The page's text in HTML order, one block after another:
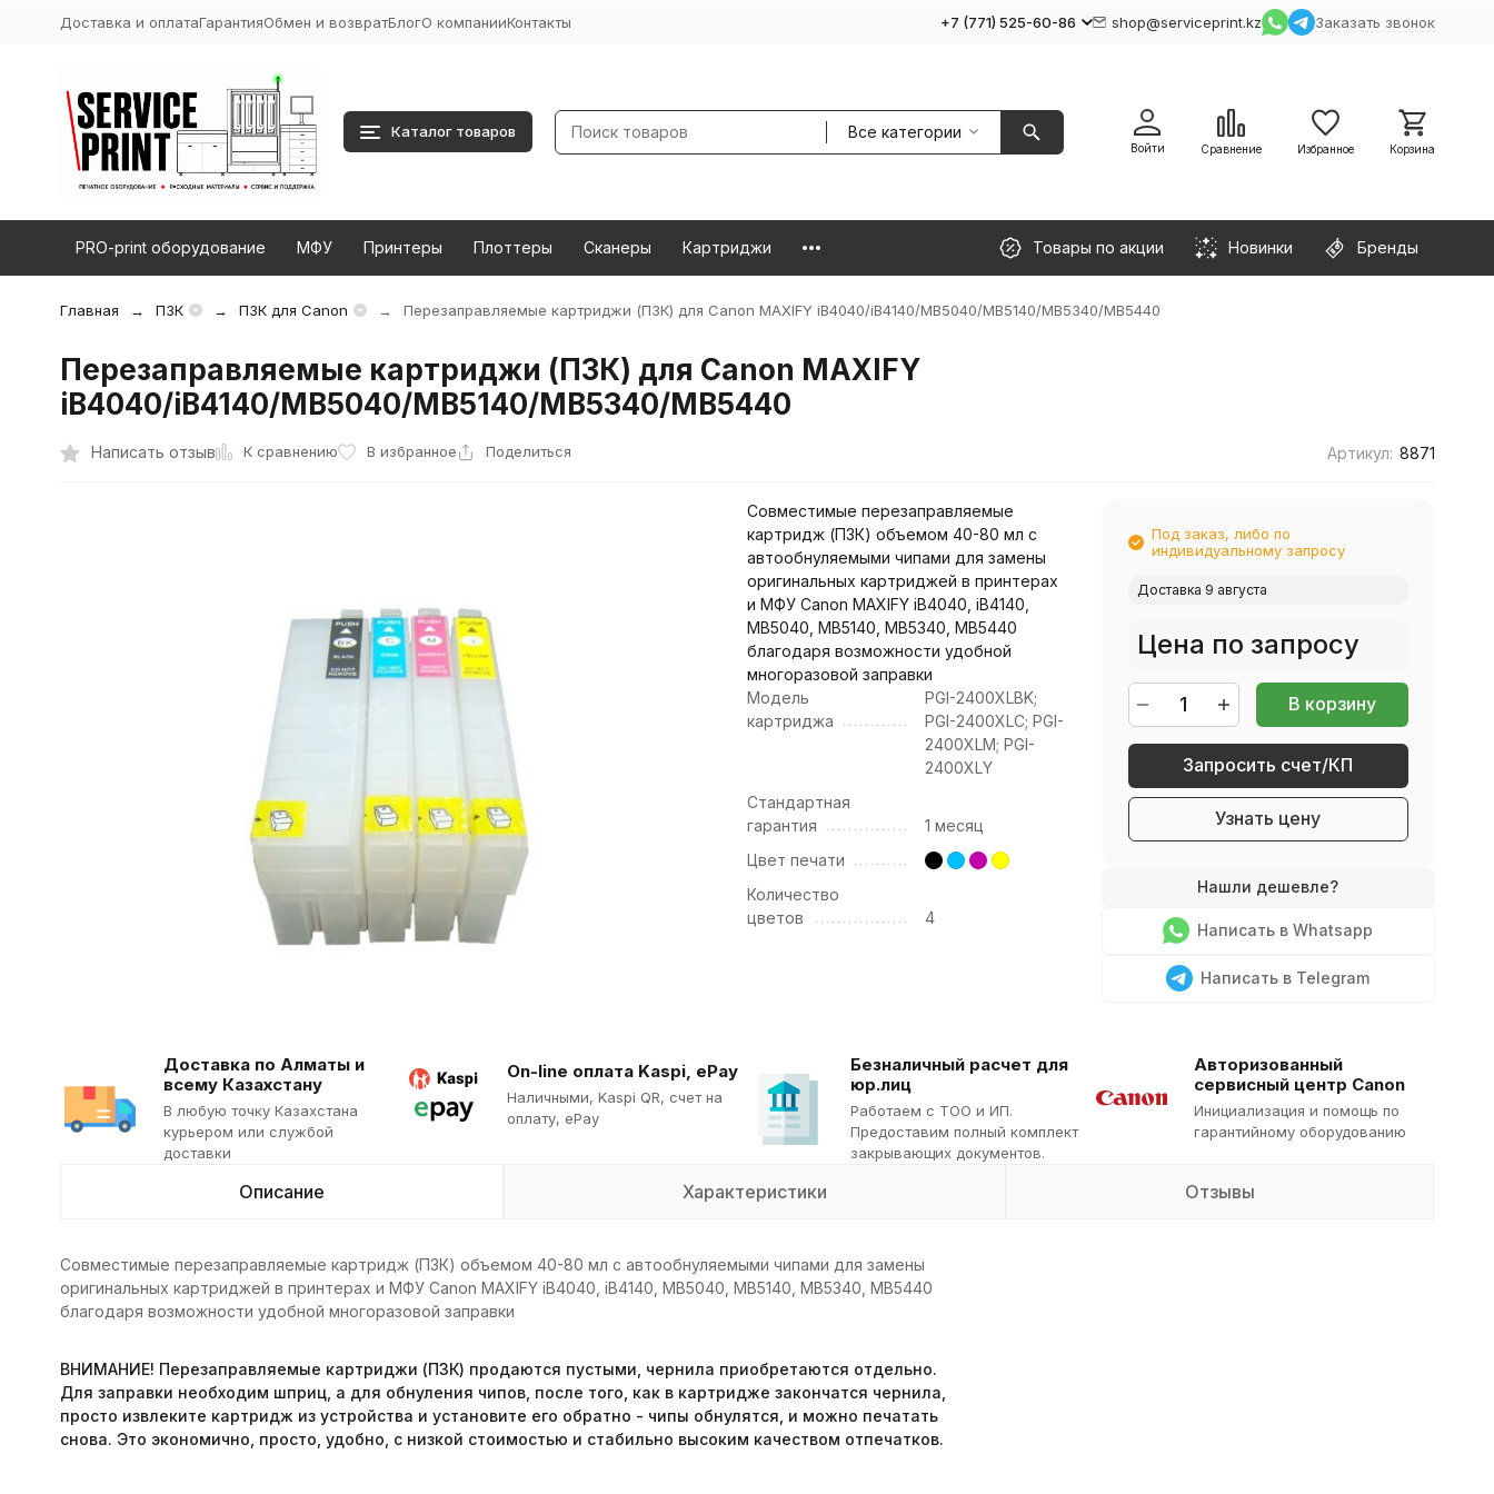
Доставка и оплатаГарантияОбмен и возвратБлогО компанииКонтакты +7 (771) 525-60-86 shop@serviceprint.kz Заказать звонок
Каталог товаров Все категории
Войти Сравнение Избранное Корзина
PRO-print оборудование МФУ Принтеры Плоттеры Сканеры Картриджи Товары по акции Новинки Бренды
Главная ПЗК ПЗК для Canon Перезаправляемые картриджи (ПЗК) для Canon MAXIFY iB4040/iB4140/MB5040/MB5140/MB5340/MB5440
Перезаправляемые картриджи (ПЗК) для Canon MAXIFY
iB4040/iB4140/MB5040/MB5140/MB5340/MB5440
Написать отзыв К сравнению В избранное Поделиться Артикул: 8871
Совместимые перезаправляемые
картридж (ПЗК) объемом 40-80 мл с
автообнуляемыми чипами для замены
оригинальных картриджей в принтерах
и МФУ Canon MAXIFY iB4040, iB4140,
MB5040, MB5140, MB5340, MB5440
благодаря возможности удобной
многоразовой заправки
Модель
картриджа
PGI-2400XLBK;
PGI-2400XLC; PGI-
2400XLM; PGI-
2400XLY
Стандартная
гарантия
1 месяц
Цвет печати
Количество
цветов
4
Под заказ, либо по
индивидуальному запросу
Доставка 9 августа
Цена по запросу
В корзину
Запросить счет/КП
Узнать цену
Написать в Whatsapp
Написать в Telegram
Доставка по Алматы и
всему Казахстану
В любую точку Казахстана
курьером или службой
доставки
On-line оплата Kaspi, ePay
Наличными, Kaspi QR, cчет на
оплату, ePay
Безналичный расчет для
юр.лиц
Работаем с ТОО и ИП.
Предоставим полный комплект
закрывающих документов.
Авторизованный
сервисный центр Canon
Инициализация и помощь по
гарантийному оборудованию
Описание Характеристики Отзывы
Совместимые перезаправляемые картридж (ПЗК) объемом 40-80 мл с автообнуляемыми чипами для замены
оригинальных картриджей в принтерах и МФУ Canon MAXIFY iB4040, iB4140, MB5040, MB5140, MB5340, MB5440
благодаря возможности удобной многоразовой заправки
ВНИМАНИЕ! Перезаправляемые картриджи (ПЗК) продаются пустыми, чернила приобретаются отдельно.
Для заправки необходим шприц, а для обнуления чипов, после того, как в картридже закончатся чернила,
просто извлеките картридж из устройства и установите его обратно - чипы обнулятся, и можно печатать
снова. Это экономично, просто, удобно, с низкой стоимостью и стабильно высоким качеством отпечатков.